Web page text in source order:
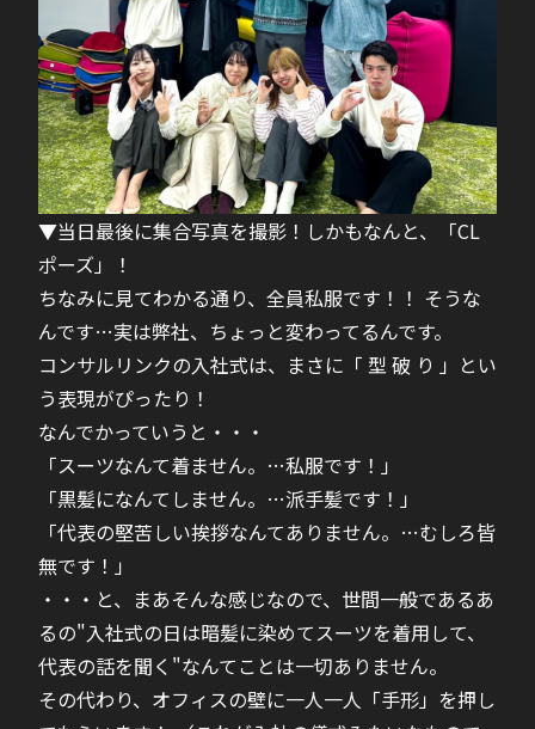
▼当日最後に集合写真を撮影！しかもなんと、「CL
ポーズ」！
ちなみに見てわかる通り、全員私服です！！ そうな
んです…実は弊社、ちょっと変わってるんです。
コンサルリンクの入社式は、まさに「 型 破 り 」とい
う表現がぴったり！
なんでかっていうと・・・
「スーツなんて着ません。…私服です！」
「黒髪になんてしません。…派手髪です！」
「代表の堅苦しい挨拶なんてありません。…むしろ皆
無です！」
・・・と、まあそんな感じなので、世間一般であるあ
るの"入社式の日は暗髪に染めてスーツを着用して、
代表の話を聞く"なんてことは一切ありません。
その代わり、オフィスの壁に一人一人「手形」を押し